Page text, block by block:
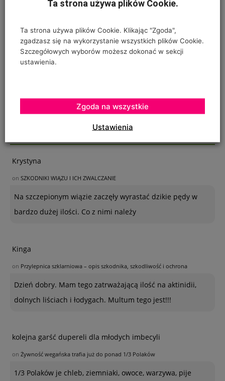
Krystyna
on SZKODNIKI WIĄZU I ICH ZWALCZANIE
Na szczepionym wiązie zaczęły wyrastać dzikie pędy w
bardzo dużej ilości. Co z nimi należy
Kinga
on Przylepnica szklarniowa – opis szkodnika, szkodliwość i ochrona
Dzień dobry. Mam tego zatrważającą ilość na aktinidii,
dolnych liściach i łodygach. Multum tego jest!!!
kolejna garść dupereli dla młodych imbecyli
on Żywność wegańska trafia już do ponad 1/3 Polaków
1/3 Polaków je chleb, ziemniaki, owoce, warzywa, pije
Ta strona używa plików Cookie.
Ta strona używa plików Cookie. Klikając "Zgoda",
zgadzasz się na wykorzystanie wszystkich plików Cookie.
Szczegółowych wyborów możesz dokonać w sekcji
ustawienia.
Ustawienia
Zgoda na wszystkie